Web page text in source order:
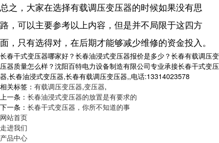
总之，大家在选择有载调压变压器的时候如果没有思
路，可以主要参考以上内容，但是并不局限于这四方
面，只有选得对，在后期才能够减少维修的资金投入。
长春干式变压器哪家好？长春油浸式变压器报价是多少？长春有载调压变
压器质量怎么样？沈阳百特电力设备制造有限公司专业承接长春干式变压
器,长春油浸式变压器,长春有载调压变压器,,电话:13314023578
相关标签： 有载调压变压器,变压器,
上一条： 长春油浸式变压器的放置是有要求的
下一条： 长春干式变压器，你所不知道的事
网站首页
走进我们
产品中心